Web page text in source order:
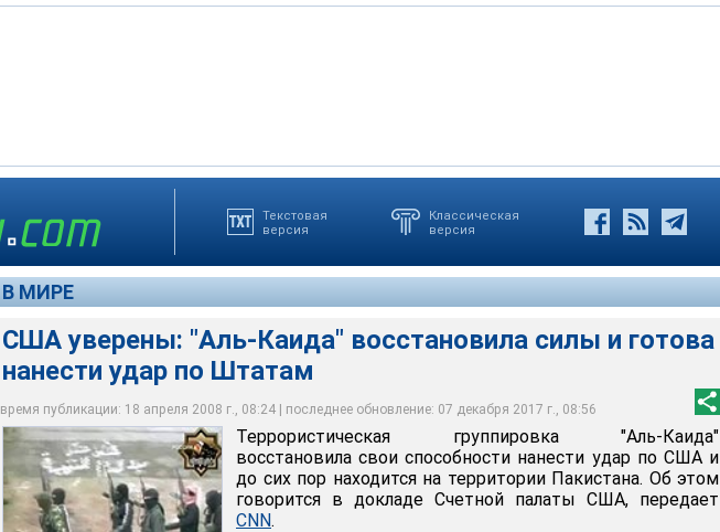
Текстовая
версия
Классическая
версия
В МИРЕ
США уверены: "Аль-Каида" восстановила силы и готова
нанести удар по Штатам
время публикации: 18 апреля 2008 г., 08:24 | последнее обновление: 07 декабря 2017 г., 08:56
Террористическая группировка "Аль-Каида" восстановила свои способности нанести
удар по США и до сих пор находится на территории Пакистана
Вести
Счетная палата сделала вывод, что "Аль-Каида" преуспела в образовании
безопасного укрытия на Территории племен федерального управления
Вести
На устранение террористической угрозы только на "Территориях" с 2002 года
Вашингтон выделил 5,8 млрд долларов
Архив NEWSru.com
Пакистан разместил 120 тысяч военнослужащих на "Территориях" и готовит бойцов
с западной внешностью
НТВ
Террористическая группировка "Аль-Каида"
восстановила свои способности нанести удар по США и
до сих пор находится на территории Пакистана. Об этом
говорится в докладе Счетной палаты США, передает
CNN.